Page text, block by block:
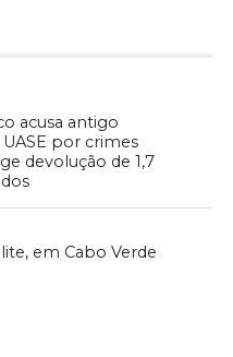
acusa antigo
por crimes
devolução de 1,7
em Cabo Verde